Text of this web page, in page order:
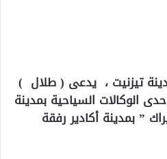
تيزنيت ، يدعى ( طلال )
يشتغل بإحدى الوكالات السياحية بمدينة
” بمدينة أكادير رفقة